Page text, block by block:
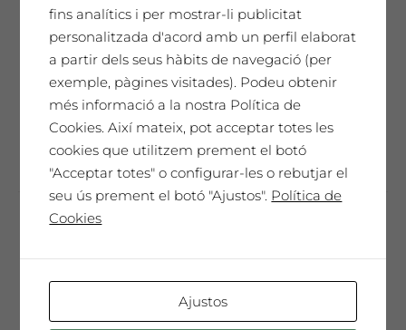
dissenyada per l'artista convidat de
l'any. Només 300 ampolles màgnum.
Un vi especial, sorprenent, molt
complex i elegant que t'emocionarà ...
Afegeix a la cistella
65,00€
fins analítics i per mostrar-li publicitat
personalitzada d'acord amb un perfil elaborat
a partir dels seus hàbits de navegació (per
exemple, pàgines visitades). Podeu obtenir
més informació a la nostra Política de
Cookies. Així mateix, pot acceptar totes les
cookies que utilitzem prement el botó
"Acceptar totes" o configurar-les o rebutjar el
seu ús prement el botó "Ajustos". Política de
Cookies
Ajustos